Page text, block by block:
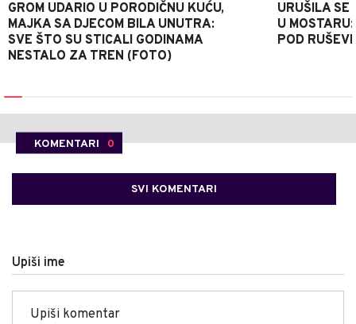
GROM UDARIO U PORODIČNU KUĆU,
MAJKA SA DJECOM BILA UNUTRA:
SVE ŠTO SU STICALI GODINAMA
NESTALO ZA TREN (FOTO)
URUŠILA
U
POD
KOMENTARI 0
SVI KOMENTARI
Upiši ime